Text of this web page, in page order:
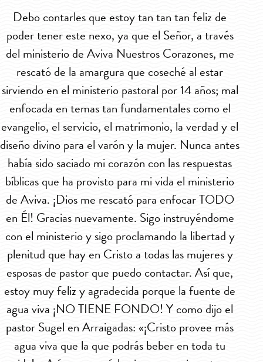
Debo contarles que estoy tan tan tan feliz de
poder tener este nexo, ya que el Señor, a través
del ministerio de Aviva Nuestros Corazones, me
rescató de la amargura que coseché al estar
sirviendo en el ministerio pastoral por 14 años; mal
enfocada en temas tan fundamentales como el
evangelio, el servicio, el matrimonio, la verdad y el
diseño divino para el varón y la mujer. Nunca antes
había sido saciado mi corazón con las respuestas
bíblicas que ha provisto para mi vida el ministerio
de Aviva. ¡Dios me rescató para enfocar TODO
en Él! Gracias nuevamente. Sigo instruyéndome
con el ministerio y sigo proclamando la libertad y
plenitud que hay en Cristo a todas las mujeres y
esposas de pastor que puedo contactar. Así que,
estoy muy feliz y agradecida porque la fuente de
agua viva ¡NO TIENE FONDO! Y como dijo el
pastor Sugel en Arraigadas: «¡Cristo provee más
agua viva que la que podrás beber en toda tu